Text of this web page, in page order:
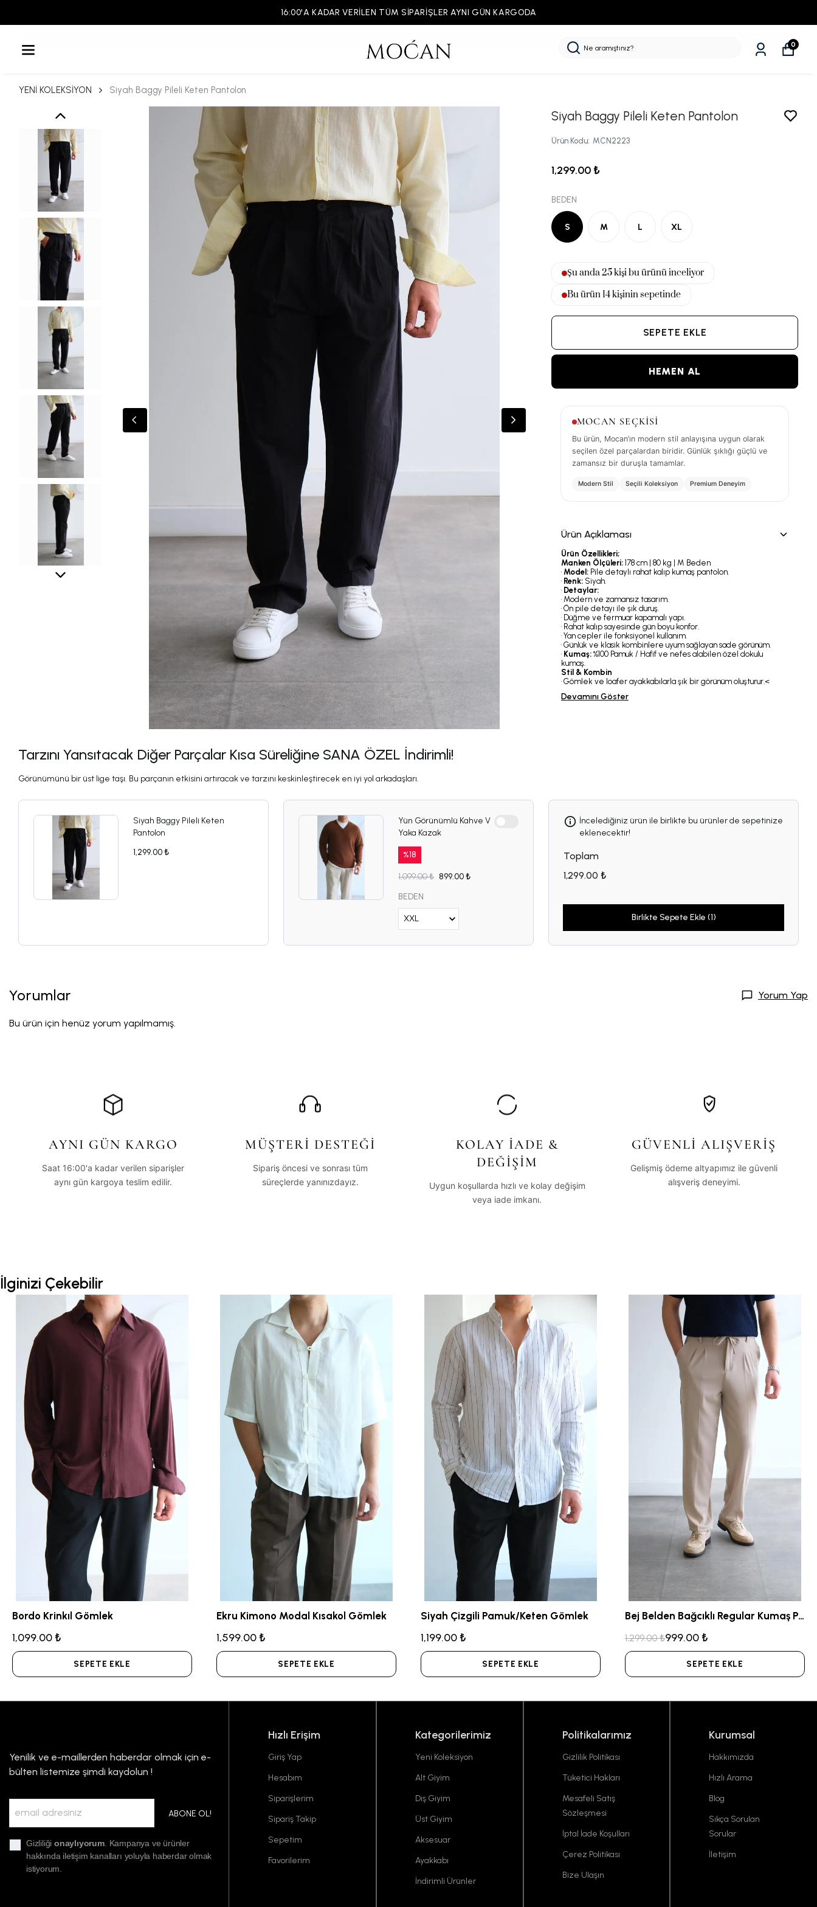
16:00'A KADAR VERİLEN TÜM SİPARİŞLER AYNI GÜN KARGODA
0
YENİ KOLEKSİYON Siyah Baggy Pileli Keten Pantolon
Siyah Baggy Pileli Keten Pantolon
Ürün Kodu: MCN2223
1,299.00 ₺
BEDEN
S M L XL
Şu anda24kişi bu ürünü inceliyor
Bu ürün 14kişinin sepetinde
SEPETE EKLE
HEMEN AL
MOCAN SEÇKİSİ
Bu ürün, Mocan’ın modern stil anlayışına uygun olarak
seçilen özel parçalardan biridir. Günlük şıklığı güçlü ve
zamansız bir duruşla tamamlar.
Modern Stil Seçili Koleksiyon Premium Deneyim
Ürün Açıklaması
Ürün Özellikleri;
Manken Ölçüleri: 178 cm | 80 kg | M Beden
• Model: Pile detaylı rahat kalıp kumaş pantolon.
• Renk: Siyah.
• Detaylar:
• Modern ve zamansız tasarım.
• Ön pile detayı ile şık duruş.
• Düğme ve fermuar kapamalı yapı.
• Rahat kalıp sayesinde gün boyu konfor.
• Yan cepler ile fonksiyonel kullanım.
• Günlük ve klasik kombinlere uyum sağlayan sade görünüm.
• Kumaş: %100 Pamuk / Hafif ve nefes alabilen özel dokulu
kumaş.
Stil & Kombin
• Gömlek ve loafer ayakkabılarla şık bir görünüm oluşturur.<
Devamını Göster
Tarzını Yansıtacak Diğer Parçalar Kısa Süreliğine SANA ÖZEL İndirimli!
Görünümünü bir üst lige taşı. Bu parçanın etkisini artıracak ve tarzını keskinleştirecek en iyi yol arkadaşları.
Siyah Baggy Pileli Keten
Pantolon
1,299.00 ₺
Yün Görünümlü Kahve V
Yaka Kazak
%18
1,099.00 ₺ 899.00 ₺
BEDEN
İncelediğiniz ürün ile birlikte bu ürünler de sepetinize
eklenecektir!
Toplam
1,299.00 ₺
Birlikte Sepete Ekle (1)
Yorumlar Yorum Yap
Bu ürün için henüz yorum yapılmamış.
AYNI GÜN KARGO
Saat 16:00'a kadar verilen siparişler
aynı gün kargoya teslim edilir.
MÜŞTERİ DESTEĞİ
Sipariş öncesi ve sonrası tüm
süreçlerde yanınızdayız.
KOLAY İADE &
DEĞİŞİM
Uygun koşullarda hızlı ve kolay değişim
veya iade imkanı.
GÜVENLİ ALIŞVERİŞ
Gelişmiş ödeme altyapımız ile güvenli
alışveriş deneyimi.
İlginizi Çekebilir
Bordo Krinkıl Gömlek
1,099.00 ₺
SEPETE EKLE
Ekru Kimono Modal Kısakol Gömlek
1,599.00 ₺
SEPETE EKLE
Siyah Çizgili Pamuk/Keten Gömlek
1,199.00 ₺
SEPETE EKLE
Bej Belden Bağcıklı Regular Kumaş Pantolon
1,299.00 ₺999.00 ₺
SEPETE EKLE
Hızlı Erişim
Giriş Yap
Hesabım
Siparişlerim
Sipariş Takip
Sepetim
Favorilerim
Kategorilerimiz
Yeni Koleksiyon
Alt Giyim
Dış Giyim
Üst Giyim
Aksesuar
Ayakkabı
İndirimli Ürünler
Politikalarımız
Gizlilik Politikası
Tüketici Hakları
Mesafeli Satış
Sözleşmesi
İptal İade Koşulları
Çerez Politikası
Bize Ulaşın
Kurumsal
Hakkımızda
Hızlı Arama
Blog
Sıkça Sorulan
Sorular
İletişim
Yenilik ve e-maillerden haberdar olmak için e-
bülten listemize şimdi kaydolun !
ABONE OL!
Gizliliğionaylıyorum. Kampanya ve ürünler
hakkında iletişim kanalları yoluyla haberdar olmak
istiyorum.